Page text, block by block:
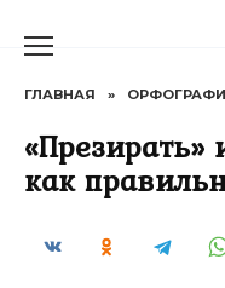
ГЛАВНАЯ »
как